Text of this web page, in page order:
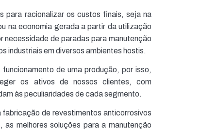
para racionalizar os custos finais, seja na
na economia gerada a partir da utilização
necessidade de paradas para manutenção
industriais em diversos ambientes hostis.
de uma produção, por isso,
os ativos de nossos clientes, com
às peculiaridades de cada segmento.
de revestimentos anticorrosivos
melhores soluções para a manutenção